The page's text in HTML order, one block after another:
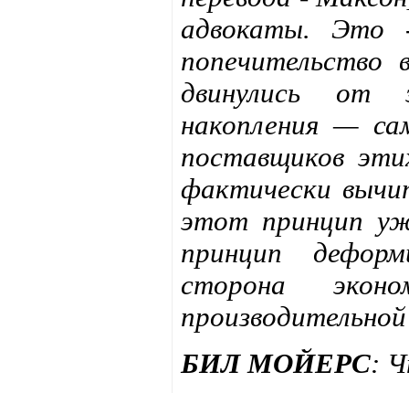
адвокаты. Это
двинулись от
накопления —
поставщиков
фактически
этот принцип
принцип
сторона
БИЛ МОЙЕРС: